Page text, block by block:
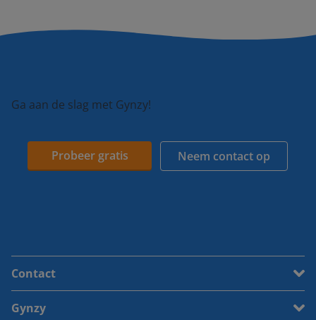
Ga aan de slag met Gynzy!
Probeer gratis Neem contact op
Contact
Gynzy